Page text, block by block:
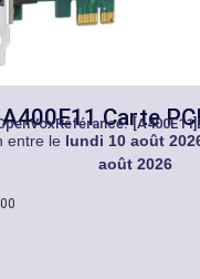
Carte
Référance: [A400E11]
entre le lundi 10 août
août 2026